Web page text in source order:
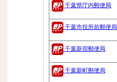
千葉県庁内郵便局
千葉市役所前郵便局
千葉新宿郵便局
千葉新町郵便局